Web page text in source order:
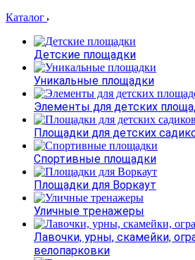
Каталог
Детские площадки
Уникальные площадки
Элементы для детских
Площадки для детских
Спортивные площадки
Площадки для Воркаут
Уличные тренажеры
Лавочки, урны, скамейки,
велопарковки